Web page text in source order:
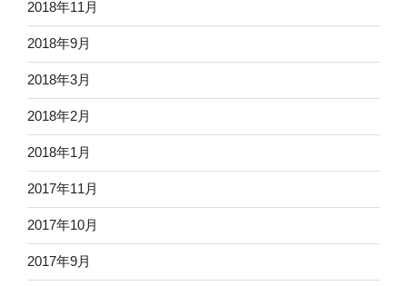
2018年11月
2018年9月
2018年3月
2018年2月
2018年1月
2017年11月
2017年10月
2017年9月